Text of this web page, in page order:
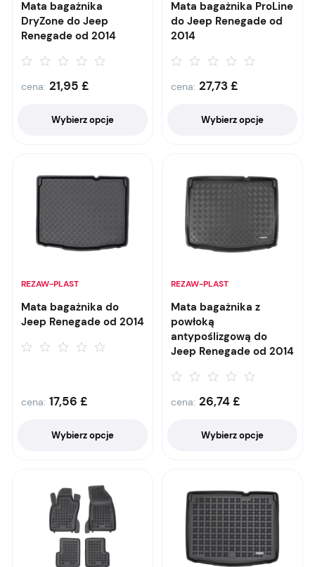
Mata bagażnika
DryZone do Jeep
Renegade od 2014
cena: 21,95 £
Wybierz opcje
Mata bagażnika ProLine
do Jeep Renegade od
2014
cena: 27,73 £
Wybierz opcje
REZAW-PLAST
Mata bagażnika do
Jeep Renegade od 2014
cena: 17,56 £
Wybierz opcje
REZAW-PLAST
Mata bagażnika z
powłoką
antypoślizgową do
Jeep Renegade od 2014
cena: 26,74£
Wybierz opcje